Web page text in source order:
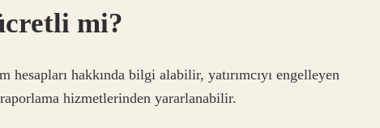
mi?
hesapları hakkında bilgi alabilir, yatırımcıyı engelleyen
hizmetlerinden yararlanabilir.